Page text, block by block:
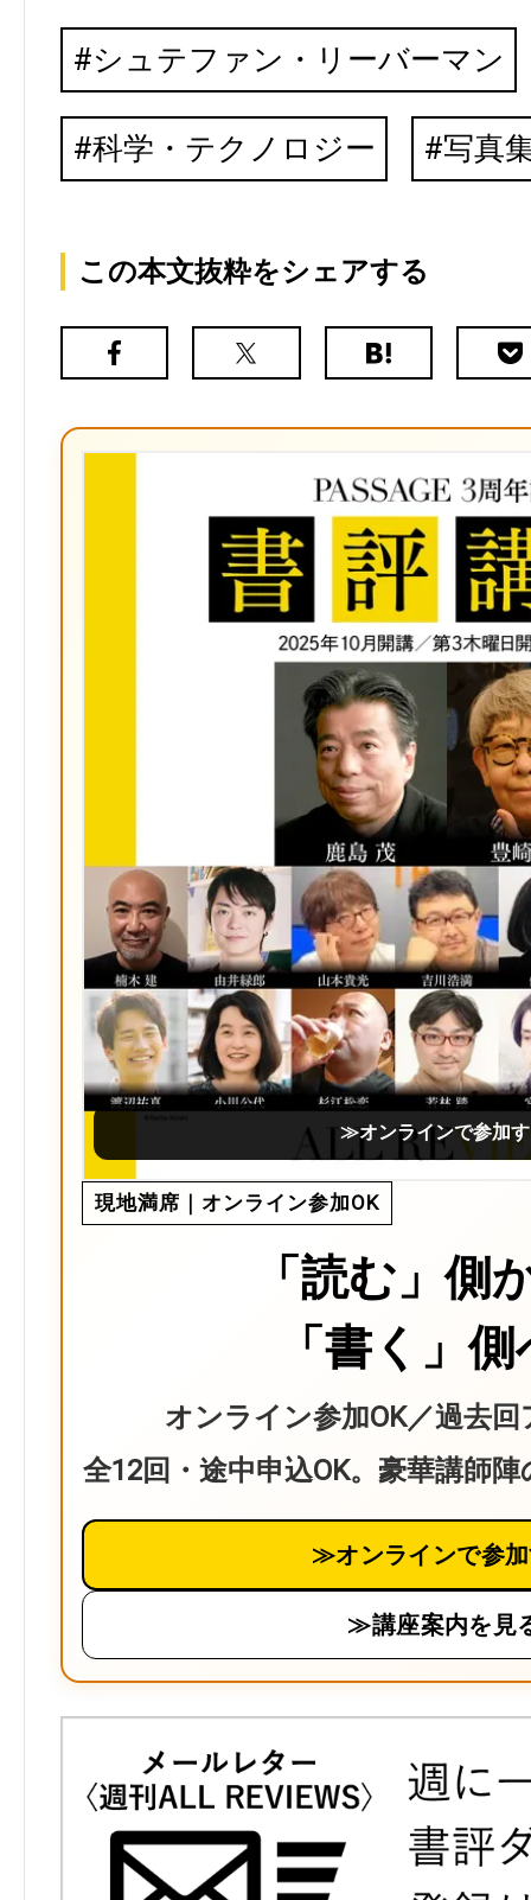
シュテファン・リーバーマン
科学・テクノロジー 写真
この本文抜粋をシェアする
Facebook
X（旧
は
ク
マ
ー
ク
≫オンラインで参加
現地満席｜オンライン参加OK
「読む」側
「書く」
オンライン参加OK／過去
全12回・途中申込OK。豪華講師
≫オンラインで参
≫講座案内を見